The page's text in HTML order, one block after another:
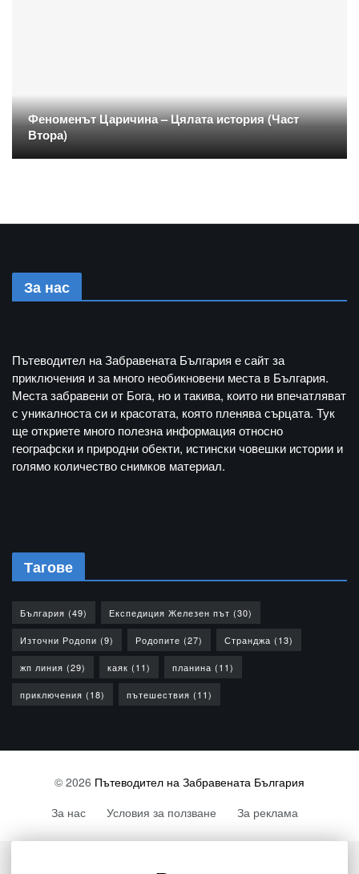
Феноменът Царичина – Цялата история (Част
Втора)
За нас
Пътеводител на Забравената България е сайт за
приключения и за много необикновени места в България.
Места забравени от Бога, но и такива, които ни впечатляват
с уникалноста си и красотата, която пленява сърцата. Тук
ще откриете много полезна информация относно
географски и природни обекти, истински човешки истории и
голямо количество снимков материал.
Тагове
България (49) Експедиция Железен път (30)
Източни Родопи (9) Родопите (27) Странджа (13)
жп линия (29) каяк (11) планина (11)
приключения (18) пътешествия (11)
© 2026 Пътеводител на Забравената България
За нас
Условия за ползване За реклама